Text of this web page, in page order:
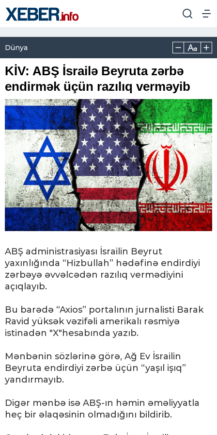
Dünya
KİV: ABŞ İsrailə Beyruta zərbə
endirmək üçün razılıq verməyib
ABŞ administrasiyası İsrailin Beyrut
yaxınlığında “Hizbullah” hədəfinə endirdiyi
zərbəyə əvvəlcədən razılıq vermədiyini
açıqlayıb.
Bu barədə “Axios” portalının jurnalisti Barak
Ravid yüksək vəzifəli amerikalı rəsmiyə
istinadən "X"hesabında yazıb.
Mənbənin sözlərinə görə, Ağ Ev İsrailin
Beyruta endirdiyi zərbə üçün “yaşıl işıq”
yandırmayıb.
Digər mənbə isə ABŞ-ın həmin əməliyyatla
heç bir əlaqəsinin olmadığını bildirib.